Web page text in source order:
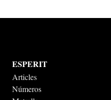
ESPERIT
Articles
Números